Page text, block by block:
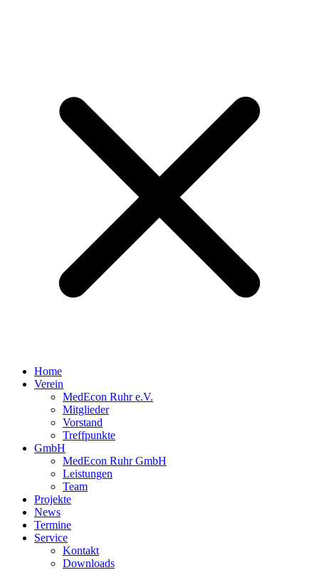
Home
Verein
MedEcon Ruhr e.V.
Mitglieder
Vorstand
Treffpunkte
GmbH
MedEcon Ruhr GmbH
Leistungen
Team
Projekte
News
Termine
Service
Kontakt
Downloads